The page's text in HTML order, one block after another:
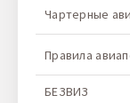
Чартерные
Правила
БЕЗВИЗ